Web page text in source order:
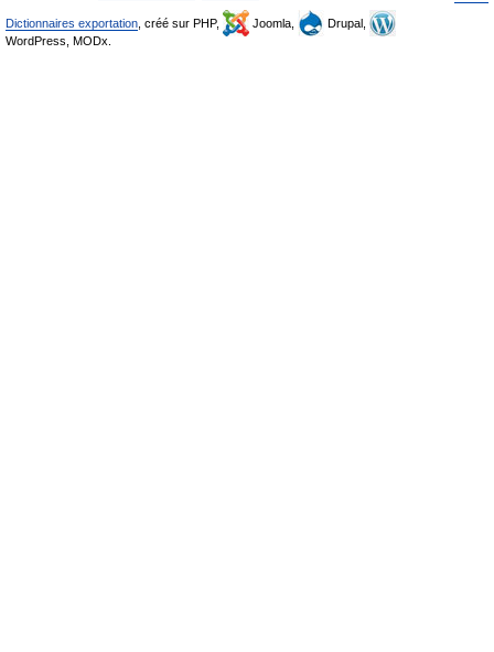
Dictionnaires exportation , créé sur PHP, Joomla,
Drupal,
WordPress, MODx.